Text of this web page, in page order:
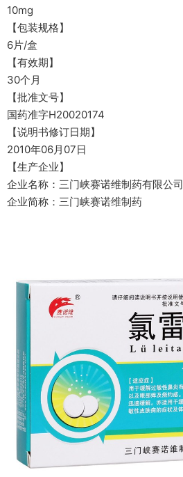
10mg
【包装规格】
6片/盒
【有效期】
30个月
【批准文号】
国药准字H20020174
【说明书修订日期】
2010年06月07日
【生产企业】
企业名称：三门峡赛诺维制药有限公司
企业简称：三门峡赛诺维制药